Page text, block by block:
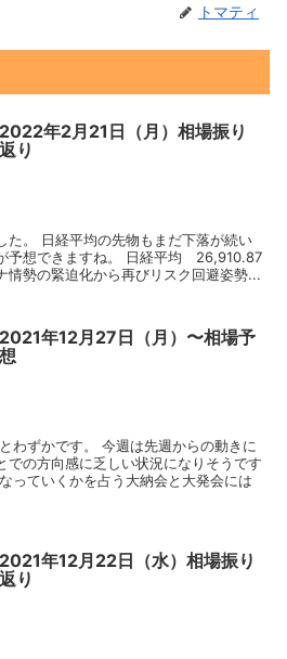
トマティ
2022年2月21日（月）相場振り
返り
た。 日経平均の先物もまだ下落が続い
予想できますね。 日経平均 26,910.87
勢の緊迫化から再びリスク回避姿勢...
2021年12月27日（月）〜相場予
想
わずかです。 今週は先週からの動きに
での方向感に乏しい状況になりそうです
っていくかを占う大納会と大発会には
2021年12月22日（水）相場振り
返り